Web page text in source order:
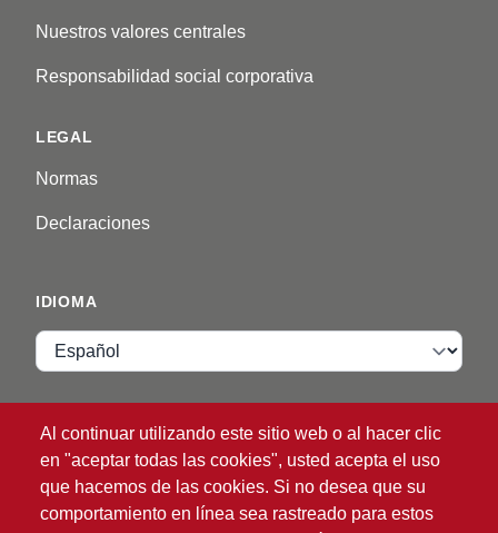
Nuestros valores centrales
Responsabilidad social corporativa
LEGAL
Normas
Declaraciones
Al continuar utilizando este sitio web o al hacer clic
en "aceptar todas las cookies", usted acepta el uso
que hacemos de las cookies. Si no desea que su
comportamiento en línea sea rastreado para estos
IDIOMA
Idioma
Inicio de sesión